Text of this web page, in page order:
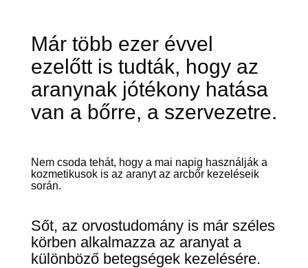
Már több ezer évvel
ezelőtt is tudták, hogy az
aranynak jótékony hatása
van a bőrre, a szervezetre.
Nem csoda tehát, hogy a mai napig használják a
kozmetikusok is az aranyt az arcbőr kezeléseik
során.
Sőt, az orvostudomány is már széles
körben alkalmazza az aranyat a
különböző betegségek kezelésére.